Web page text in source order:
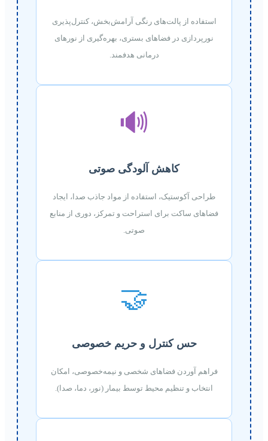
استفاده از پالت‌های رنگی آرامش‌بخش، کنترل‌پذیری
نورپردازی در فضاهای بستری، بهره‌گیری از نورهای
درمانی هدفمند.
🔊
کاهش آلودگی صوتی
طراحی آکوستیک، استفاده از مواد جاذب صدا، ایجاد
فضاهای ساکت برای استراحت و تمرکز، دوری از منابع
صوتی.
🤝
حس کنترل و حریم خصوصی
فراهم آوردن فضاهای شخصی و نیمه‌خصوصی، امکان
انتخاب و تنظیم محیط توسط بیمار (نور، دما، صدا).